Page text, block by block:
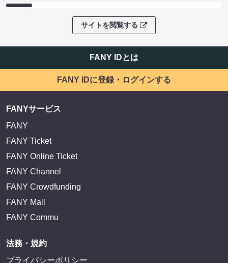
サイトを閲覧する
FANY IDとは
FANY IDに登録・ログインする
FANYサービス
FANY
FANY Ticket
FANY Online Ticket
FANY Channel
FANY Crowdfunding
FANY Mall
FANY Commu
法務・規約
プライバシーポリシー